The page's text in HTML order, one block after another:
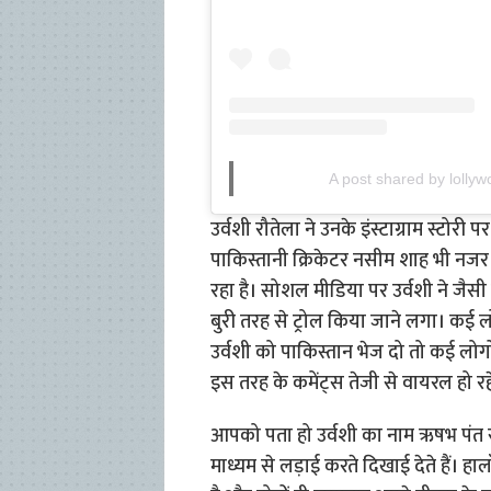
A post shared by
उर्वशी रौतेला ने उनके इंस्टाग्राम
पाकिस्तानी क्रिकेटर नसीम शाह भी
रहा है। सोशल मीडिया पर उर्वशी ने
बुरी तरह से ट्रोल किया जाने लगा।
उर्वशी को पाकिस्तान भेज दो तो कई
इस तरह के कमेंट्स तेजी से वायरल हो
आपको पता हो उर्वशी का नाम ऋषभ
माध्यम से लड़ाई करते दिखाई देते हैं।